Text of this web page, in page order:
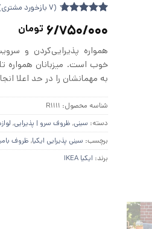
4.71
از 5
امتیازدهی
مشتری
(
7 بازخورد
6/750/000 تومان
همواره پذیرایی‌کردن و
خوب است. میزبانان
به مهمانشان را در حد اعلا
شناسه محصول: R1111
دسته: سینی, ظروف سرو | پذیرایی,
برچسب: سینی پذیرایی ایکیا, ظروف
برند: ایکیا IKEA